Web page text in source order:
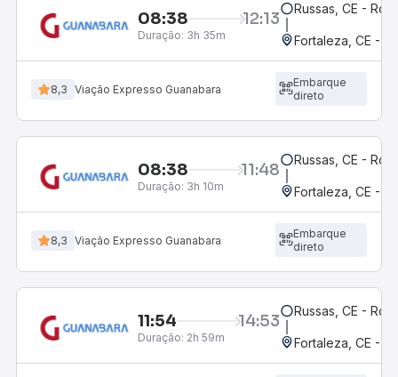
08:38 12:13
Duração: 3h 35m
Russas, CE -
Fortaleza, CE -
8,3 Viação Expresso Guanabara
Embarque
direto
08:38 11:48
Duração: 3h 10m
Russas, CE -
Fortaleza, CE -
8,3 Viação Expresso Guanabara
Embarque
direto
11:54 14:53
Duração: 2h 59m
Russas, CE -
Fortaleza, CE -